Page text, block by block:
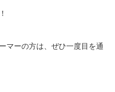
マーの方は、ぜひ一度目を通